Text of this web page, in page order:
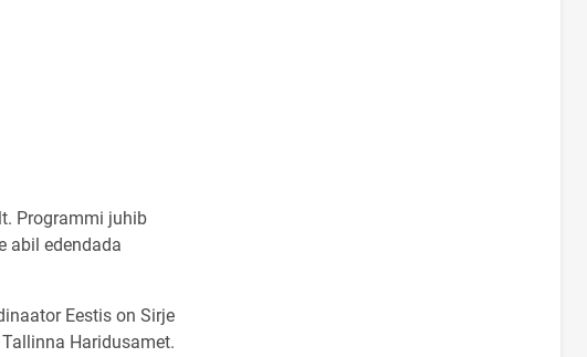
Programmi juhib
abil edendada
Eestis on Sirje
Haridusamet.